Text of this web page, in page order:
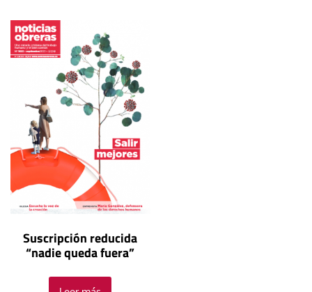
Suscripción reducida
“nadie queda fuera”